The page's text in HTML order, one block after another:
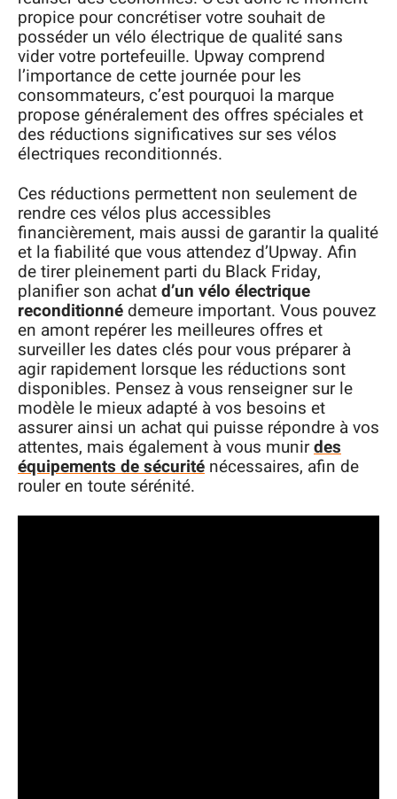
propice pour concrétiser votre souhait de
posséder un vélo électrique de qualité sans
vider votre portefeuille. Upway comprend
l’importance de cette journée pour les
consommateurs, c’est pourquoi la marque
propose généralement des offres spéciales et
des réductions significatives sur ses vélos
électriques reconditionnés.
Ces réductions permettent non seulement de
rendre ces vélos plus accessibles
financièrement, mais aussi de garantir la qualité
et la fiabilité que vous attendez d’Upway. Afin
de tirer pleinement parti du Black Friday,
planifier son achatd’un vélo électrique
reconditionné demeure important. Vous pouvez
en amont repérer les meilleures offres et
surveiller les dates clés pour vous préparer à
agir rapidement lorsque les réductions sont
disponibles. Pensez à vous renseigner sur le
modèle le mieux adapté à vos besoins et
assurer ainsi un achat qui puisse répondre à vos
attentes, mais également à vous munirdes
équipements de sécurité nécessaires, afin de
rouler en toute sérénité.